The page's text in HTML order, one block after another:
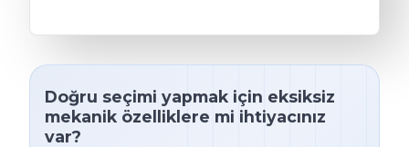
Doğru seçimi yapmak için eksiksiz
mekanik özelliklere mi ihtiyacınız
var?